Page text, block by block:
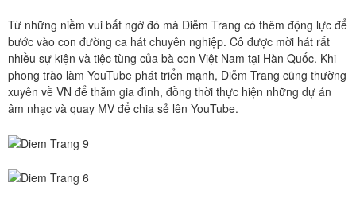
Từ những niềm vui bất ngờ đó mà Diễm Trang có thêm động lực để
bước vào con đường ca hát chuyên nghiệp. Cô được mời hát rất
nhiều sự kiện và tiệc tùng của bà con Việt Nam tại Hàn Quốc. Khi
phong trào làm YouTube phát triển mạnh, Diễm Trang cũng thường
xuyên về VN để thăm gia đình, đồng thời thực hiện những dự án
âm nhạc và quay MV để chia sẻ lên YouTube.